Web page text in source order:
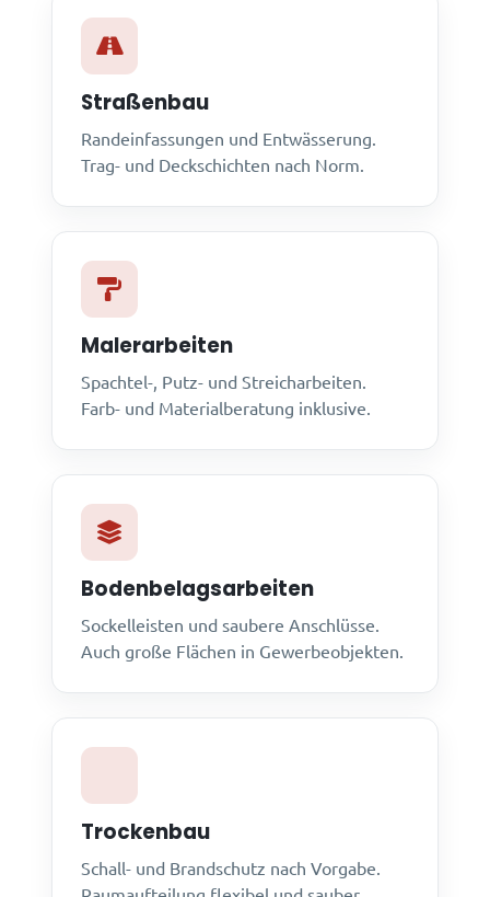
Straßenbau
Randeinfassungen und Entwässerung.
Trag- und Deckschichten nach Norm.
Malerarbeiten
Spachtel-, Putz- und Streicharbeiten.
Farb- und Materialberatung inklusive.
Bodenbelagsarbeiten
Sockelleisten und saubere Anschlüsse.
Auch große Flächen in Gewerbeobjekten.
Trockenbau
Schall- und Brandschutz nach Vorgabe.